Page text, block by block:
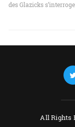
des Glazicks
All Rights